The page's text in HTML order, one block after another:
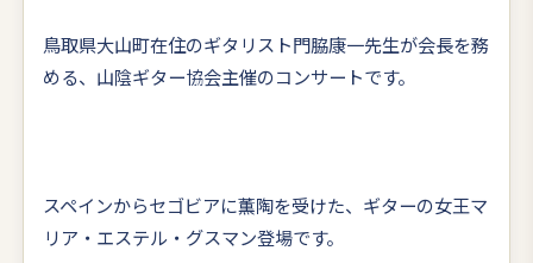
鳥取県大山町在住のギタリスト門脇康一先生が会長を務
める、山陰ギター協会主催のコンサートです。
スペインからセゴビアに薫陶を受けた、ギターの女王マ
リア・エステル・グスマン登場です。